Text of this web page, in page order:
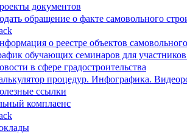
документов
обращение о факте самовольного
о реестре объектов
обучающих семинаров для участников
в сфере градостроительства
процедур. Инфографика.
ссылки
комплаенс